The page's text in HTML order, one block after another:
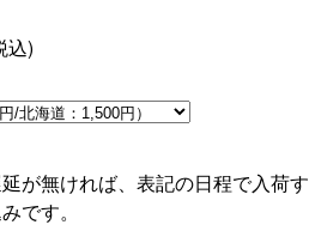
込)
が無ければ、表記の日程で入荷す
です。